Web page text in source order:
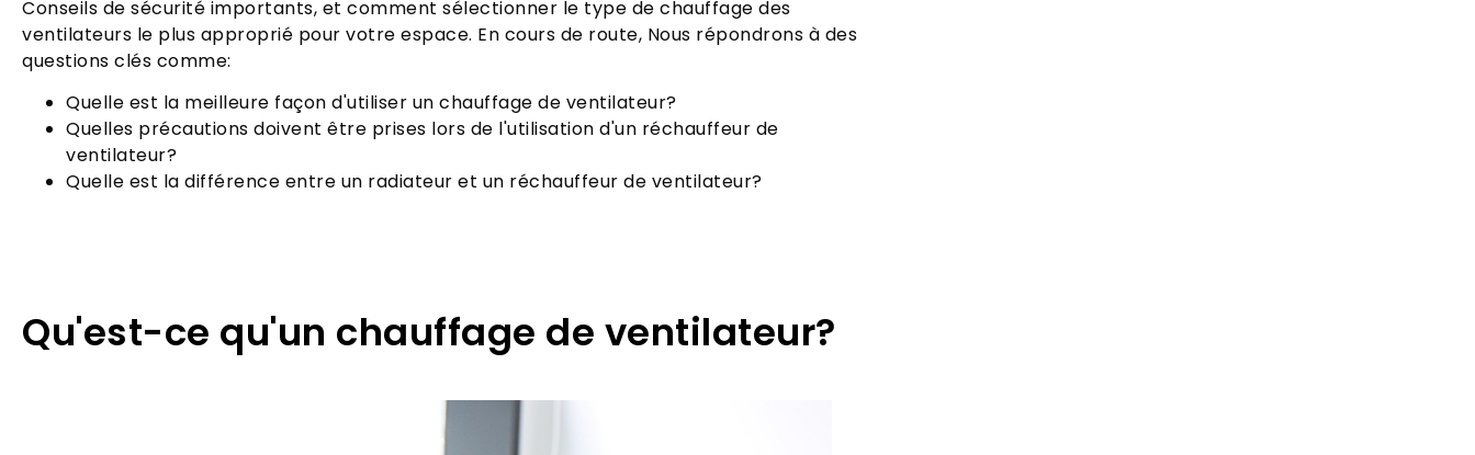
Conseils de sécurité importants, et comment sélectionner le type de chauffage des
ventilateurs le plus approprié pour votre espace. En cours de route, Nous répondrons à des
questions clés comme:
Quelle est la meilleure façon d'utiliser un chauffage de ventilateur?
Quelles précautions doivent être prises lors de l'utilisation d'un réchauffeur de
ventilateur?
Quelle est la différence entre un radiateur et un réchauffeur de ventilateur?
Qu'est-ce qu'un chauffage de ventilateur?